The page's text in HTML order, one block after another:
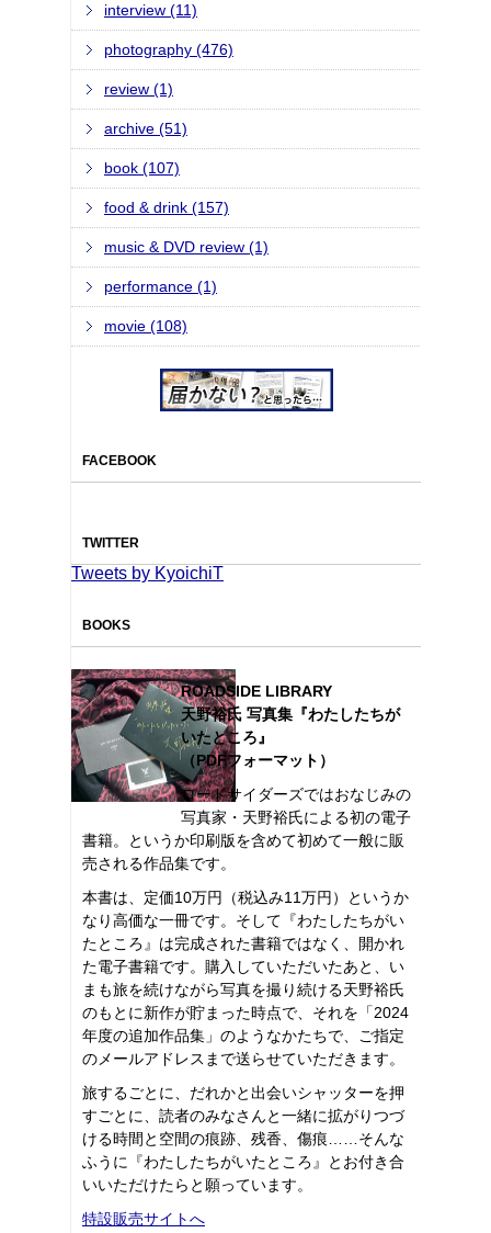
interview (11)
photography (476)
review (1)
archive (51)
book (107)
food & drink (157)
music & DVD review (1)
performance (1)
movie (108)
FACEBOOK
TWITTER
Tweets by KyoichiT
BOOKS
ROADSIDE LIBRARY
天野裕氏 写真集『わたしたちが
いたところ』
（PDFフォーマット）
ロードサイダーズではおなじみの
写真家・天野裕氏による初の電子
書籍。というか印刷版を含めて初めて一般に販
売される作品集です。
本書は、定価10万円（税込み11万円）というか
なり高価な一冊です。そして『わたしたちがい
たところ』は完成された書籍ではなく、開かれ
た電子書籍です。購入していただいたあと、い
まも旅を続けながら写真を撮り続ける天野裕氏
のもとに新作が貯まった時点で、それを「2024
年度の追加作品集」のようなかたちで、ご指定
のメールアドレスまで送らせていただきます。
旅するごとに、だれかと出会いシャッターを押
すごとに、読者のみなさんと一緒に拡がりつづ
ける時間と空間の痕跡、残香、傷痕……そんな
ふうに『わたしたちがいたところ』とお付き合
いいただけたらと願っています。
特設販売サイトへ